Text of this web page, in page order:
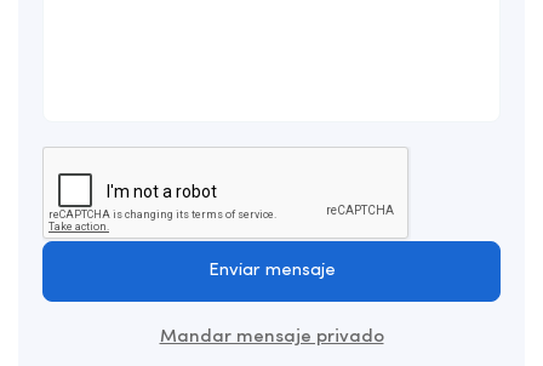
Enviar mensaje
Mandar mensaje privado